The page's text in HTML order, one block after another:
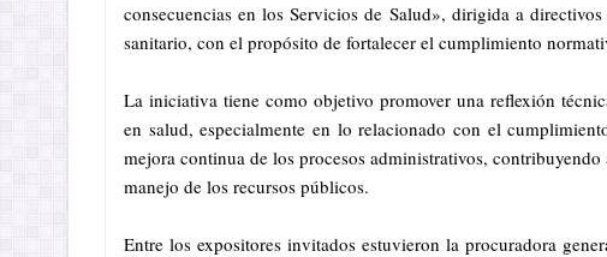
consecuencias en los Servicios de Salud», dirigida a
sanitario, con el propósito de fortalecer el cumplimiento
La iniciativa tiene como objetivo promover una reflexión
en salud, especialmente en lo relacionado con el
mejora continua de los procesos administrativos,
manejo de los recursos públicos.
Entre los expositores invitados estuvieron la procuradora